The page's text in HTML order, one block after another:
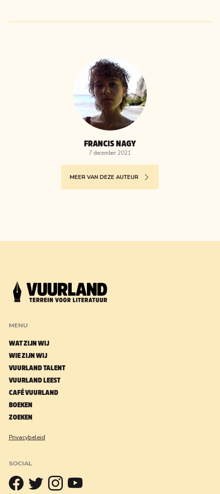
FRANCIS NAGY
7 december 2021
MEER VAN DEZE AUTEUR
MENU
WAT ZIJN WIJ
WIE ZIJN WIJ
VUURLAND TALENT
VUURLAND LEEST
CAFÉ VUURLAND
BOEKEN
ZOEKEN
Privacybeleid
SOCIAL